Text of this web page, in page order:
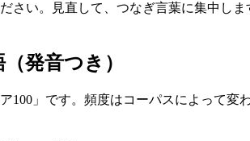
い。見直して、つなぎ言葉に集中し
発音つき）
」です。頻度はコーパスによって変